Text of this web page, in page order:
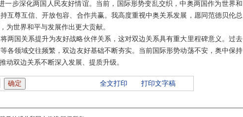
步深化两国人民友好情谊。当前，国际形势变乱交织，中奥两国作为世界和
互尊互信、开放包容、合作共赢。我高度重视中奥关系发展，愿同范德贝伦总
为世界和平与发展作出更大贡献。
两国关系提升为友好战略伙伴关系，这对双边关系具有重大里程碑意义。过去
各领域交往频繁，双边友好基础不断夯实。当前国际形势动荡不安，奥中保持
动双边关系不断深入发展、提质升级。
全文打印 打印文字稿